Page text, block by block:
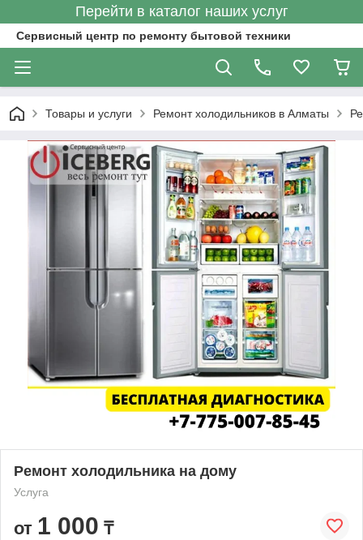
Перейти в каталог наших услуг
Сервисный центр по ремонту бытовой техники
Товары и услуги Ремонт холодильников в Алматы
Ремонт холодильника на дому
Услуга
от 1 000 ₸